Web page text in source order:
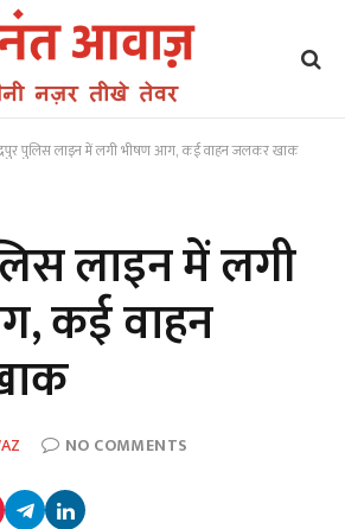
पुलिस लाइन में लगी भीषण आग, कई वाहन जलकर खाक
लाइन में लगी
कई वाहन
NO COMMENTS